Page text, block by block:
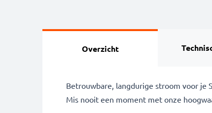
Overzicht
Betrouwbare, langdurige stroom voor je
Mis nooit een moment met onze